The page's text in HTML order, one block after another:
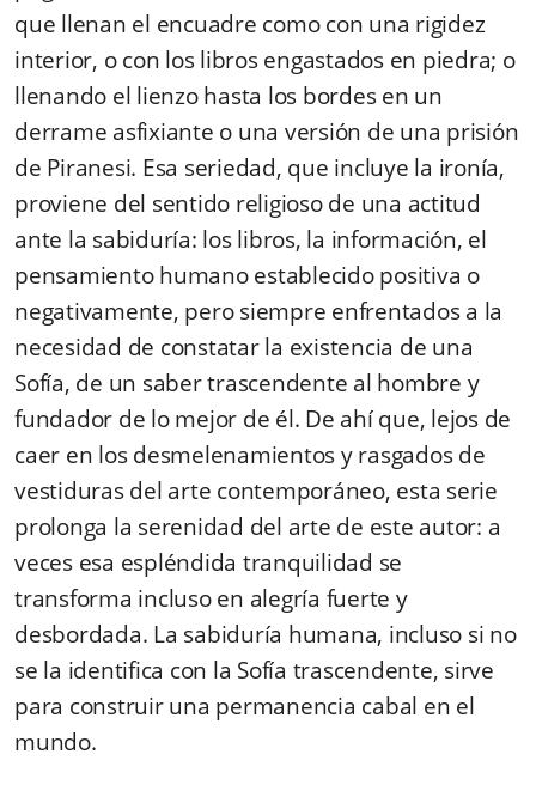
que llenan el encuadre como con una rigidez
interior, o con los libros engastados en piedra; o
llenando el lienzo hasta los bordes en un
derrame asfixiante o una versión de una prisión
de Piranesi. Esa seriedad, que incluye la ironía,
proviene del sentido religioso de una actitud
ante la sabiduría: los libros, la información, el
pensamiento humano establecido positiva o
negativamente, pero siempre enfrentados a la
necesidad de constatar la existencia de una
Sofía, de un saber trascendente al hombre y
fundador de lo mejor de él. De ahí que, lejos de
caer en los desmelenamientos y rasgados de
vestiduras del arte contemporáneo, esta serie
prolonga la serenidad del arte de este autor: a
veces esa espléndida tranquilidad se
transforma incluso en alegría fuerte y
desbordada. La sabiduría humana, incluso si no
se la identifica con la Sofía trascendente, sirve
para construir una permanencia cabal en el
mundo.